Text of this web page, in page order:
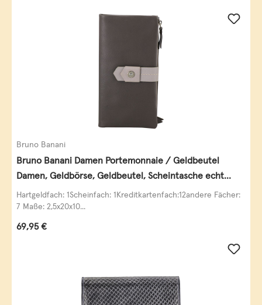
Bruno Banani
Bruno Banani Damen Portemonnaie / Geldbeutel
Damen, Geldbörse, Geldbeutel, Scheintasche echt
Leder
Hartgeldfach: 1Scheinfach: 1Kreditkartenfach:12andere Fächer:
7 Maße: 2,5x20x10...
Regulärer Preis:
69,95 €